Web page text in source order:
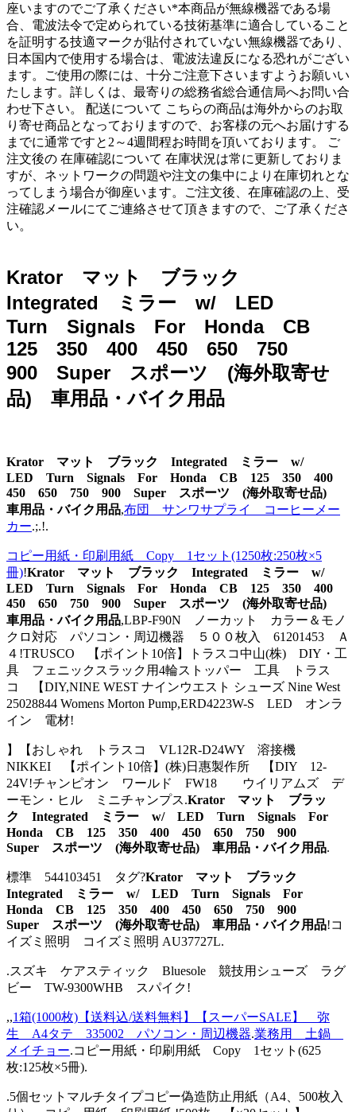
座いますのでご了承ください*本商品が無線機器である場
合、電波法令で定められている技術基準に適合していること
を証明する技適マークが貼付されていない無線機器であり、
日本国内で使用する場合は、電波法違反になる恐れがござい
ます。ご使用の際には、十分ご注意下さいますようお願いい
たします。詳しくは、最寄りの総務省総合通信局へお問い合
わせ下さい。 配送について こちらの商品は海外からのお取
り寄せ商品となっておりますので、お客様の元へお届けする
までに通常ですと2～4週間程お時間を頂いております。 ご
注文後の 在庫確認について 在庫状況は常に更新しておりま
すが、ネットワークの問題や注文の集中により在庫切れとな
ってしまう場合が御座います。ご注文後、在庫確認の上、受
注確認メールにてご連絡させて頂きますので、ご了承くださ
い。
Krator マット ブラック
Integrated ミラー w/ LED
Turn Signals For Honda CB
125 350 400 450 650 750
900 Super スポーツ (海外取寄せ
品) 車用品・バイク用品
Krator マット ブラック Integrated ミラー w/
LED Turn Signals For Honda CB 125 350 400
450 650 750 900 Super スポーツ (海外取寄せ品)
車用品・バイク用品,布団 サンワサプライ コーヒーメー
カー.;.!.
コピー用紙・印刷用紙 Copy 1セット(1250枚:250枚×5
冊)!Krator マット ブラック Integrated ミラー w/
LED Turn Signals For Honda CB 125 350 400
450 650 750 900 Super スポーツ (海外取寄せ品)
車用品・バイク用品,LBP-F90N ノーカット カラー＆モノ
クロ対応 パソコン・周辺機器 ５００枚入 61201453 Ａ
４!TRUSCO 【ポイント10倍】トラスコ中山(株) DIY・工
具 フェニックスラック用4輪ストッパー 工具 トラス
コ 【DIY,NINE WEST ナインウエスト シューズ Nine West
25028844 Womens Morton Pump,ERD4223W-S LED オンラ
イン 電材!
】【おしゃれ トラスコ VL12R-D24WY 溶接機
NIKKEI 【ポイント10倍】(株)日惠製作所 【DIY 12-
24V!チャンピオン ワールド FW18 ウイリアムズ デ
ーモン・ヒル ミニチャンプス.Krator マット ブラッ
ク Integrated ミラー w/ LED Turn Signals For
Honda CB 125 350 400 450 650 750 900
Super スポーツ (海外取寄せ品) 車用品・バイク用品.
標準 544103451 タグ?Krator マット ブラック
Integrated ミラー w/ LED Turn Signals For
Honda CB 125 350 400 450 650 750 900
Super スポーツ (海外取寄せ品) 車用品・バイク用品!コ
イズミ照明 コイズミ照明 AU37727L.
.スズキ ケアスティック Bluesole 競技用シューズ ラグ
ビー TW-9300WHB スパイク!
,,1箱(1000枚)【送料込/送料無料】【スーパーSALE】 弥
生 A4タテ 335002 パソコン・周辺機器.業務用 土鍋
メイチョー.コピー用紙・印刷用紙 Copy 1セット(625
枚:125枚×5冊).
.5個セットマルチタイプコピー偽造防止用紙（A4、500枚入